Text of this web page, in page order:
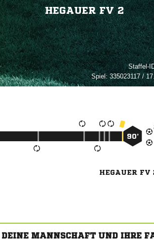
HEGAUER FV 2
Staffel-
Spiel:335023117 /
90’
HEGAUER FV
DEINE MANNSCHAFT UND IHRE